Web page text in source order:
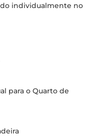
individualmente no
para o Quarto de